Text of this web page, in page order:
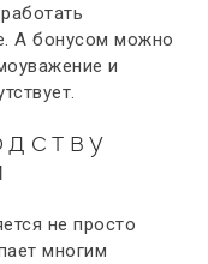
А бонусом можно
и
не просто
многим